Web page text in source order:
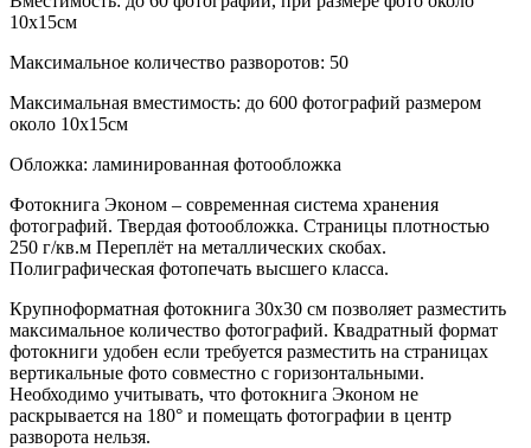
10х15см
Максимальное количество разворотов: 50
Максимальная вместимость: до 600 фотографий размером
около 10х15см
Обложка: ламинированная фотообложка
Фотокнига Эконом – современная система хранения
фотографий. Твердая фотообложка. Страницы плотностью
250 г/кв.м Переплёт на металлических скобах.
Полиграфическая фотопечать высшего класса.
Крупноформатная фотокнига 30х30 см позволяет разместить
максимальное количество фотографий. Квадратный формат
фотокниги удобен если требуется разместить на страницах
вертикальные фото совместно с горизонтальными.
Необходимо учитывать, что фотокнига Эконом не
раскрывается на 180° и помещать фотографии в центр
разворота нельзя.